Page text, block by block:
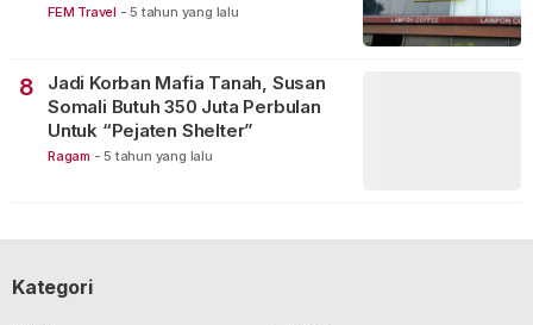
FEM Travel - 5 tahun yang lalu
8
Jadi Korban Mafia Tanah, Susan
Somali Butuh 350 Juta Perbulan
Untuk “Pejaten Shelter”
Ragam - 5 tahun yang lalu
Kategori